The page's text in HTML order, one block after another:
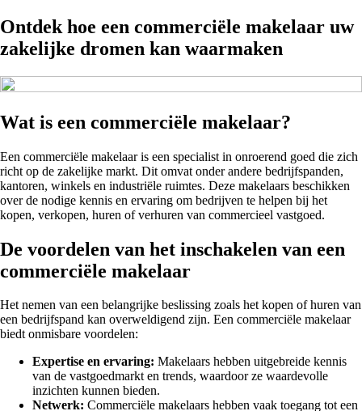
Ontdek hoe een commerciële makelaar uw
zakelijke dromen kan waarmaken
Wat is een commerciële makelaar?
Een commerciële makelaar is een specialist in onroerend goed die zich
richt op de zakelijke markt. Dit omvat onder andere bedrijfspanden,
kantoren, winkels en industriële ruimtes. Deze makelaars beschikken
over de nodige kennis en ervaring om bedrijven te helpen bij het
kopen, verkopen, huren of verhuren van commercieel vastgoed.
De voordelen van het inschakelen van een
commerciële makelaar
Het nemen van een belangrijke beslissing zoals het kopen of huren van
een bedrijfspand kan overweldigend zijn. Een commerciële makelaar
biedt onmisbare voordelen:
Expertise en ervaring: Makelaars hebben uitgebreide kennis
van de vastgoedmarkt en trends, waardoor ze waardevolle
inzichten kunnen bieden.
Netwerk: Commerciële makelaars hebben vaak toegang tot een